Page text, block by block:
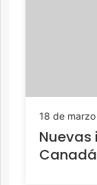
18 de
Nuevas
Canadá